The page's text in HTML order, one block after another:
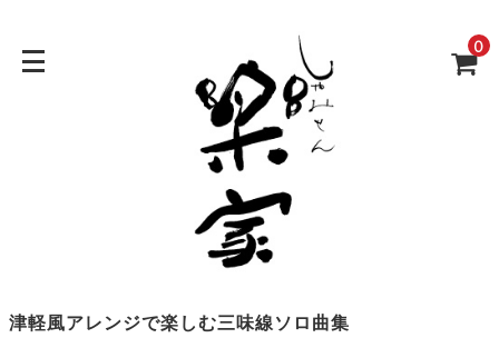
0
津軽風アレンジで楽しむ三味線ソロ曲集